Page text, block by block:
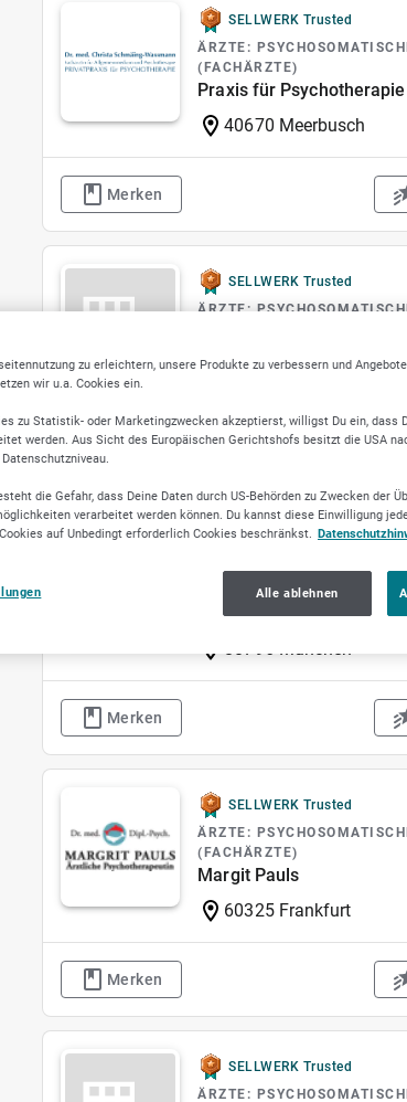
SELLWERK Trusted
ÄRZTE:
(FACHÄRZTE)
Praxis für
40670 Meerbusch
Merken
SELLWERK Trusted
ÄRZTE:
SELLWERK Trusted
ÄRZTE:
(FACHÄRZTE)
Dr. med. Gabriele
80796 München
Merken
SELLWERK Trusted
ÄRZTE:
(FACHÄRZTE)
Margit Pauls
60325 Frankfurt
Merken
SELLWERK Trusted
ÄRZTE:
zu erleichtern, unsere Produkte zu verbessern und
wir u.a. Cookies ein.
zu Statistik- oder Marketingzwecken akzeptierst, willigst Du ein, dass
werden. Aus Sicht des Europäischen Gerichtshofs besitzt die USA
die Gefahr, dass Deine Daten durch US-Behörden zu Zwecken der
verarbeitet werden können. Du kannst diese Einwilligung
auf Unbedingt erforderlich Cookies beschränkst.
Alle ablehnen